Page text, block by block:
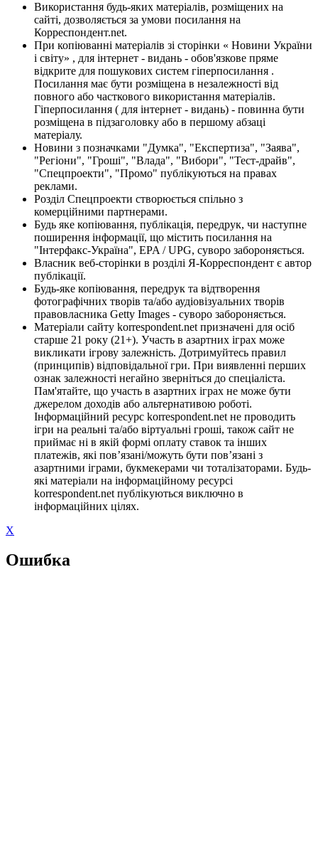
Використання будь-яких матеріалів, розміщених на
сайті, дозволяється за умови посилання на
Корреспондент.net.
При копіюванні матеріалів зі сторінки « Новини України
і світу» , для інтернет - видань - обов'язкове пряме
відкрите для пошукових систем гіперпосилання .
Посилання має бути розміщена в незалежності від
повного або часткового використання матеріалів.
Гіперпосилання ( для інтернет - видань) - повинна бути
розміщена в підзаголовку або в першому абзаці
матеріалу.
Новини з позначками "Думка", "Експертиза", "Заява",
"Регіони", "Гроші", "Влада", "Вибори", "Тест-драйв",
"Спецпроекти", "Промо" публікуються на правах
реклами.
Розділ Спецпроекти створюється спільно з
комерційними партнерами.
Будь яке копіювання, публікація, передрук, чи наступне
поширення інформації, що містить посилання на
"Інтерфакс-Україна", EPA / UPG, суворо забороняється.
Власник веб-сторінки в розділі Я-Корреспондент є автор
публікації.
Будь-яке копіювання, передрук та відтворення
фотографічних творів та/або аудіовізуальних творів
правовласника Getty Images - суворо забороняється.
Матеріали сайту korrespondent.net призначені для осіб
старше 21 року (21+). Участь в азартних іграх може
викликати ігрову залежність. Дотримуйтесь правил
(принципів) відповідальної гри. При виявленні перших
ознак залежності негайно зверніться до спеціаліста.
Пам'ятайте, що участь в азартних іграх не може бути
джерелом доходів або альтернативою роботі.
Інформаційний ресурс korrespondent.net не проводить
ігри на реальні та/або віртуальні гроші, також сайт не
приймає ні в якій формі оплату ставок та інших
платежів, які пов’язані/можуть бути пов’язані з
азартними іграми, букмекерами чи тоталізаторами. Будь-
які матеріали на інформаційному ресурсі
korrespondent.net публікуються виключно в
інформаційних цілях.
X
Ошибка